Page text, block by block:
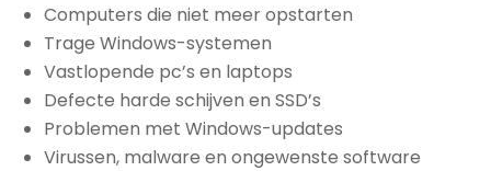
Computers die niet meer opstarten
Trage Windows-systemen
Vastlopende pc’s en laptops
Defecte harde schijven en SSD’s
Problemen met Windows-updates
Virussen, malware en ongewenste software